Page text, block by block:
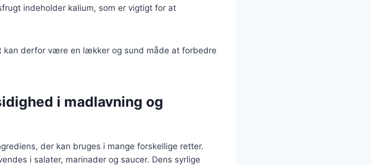
indeholder kalium, som er vigtigt for at
kan derfor være en lækker og sund måde at forbedre
i madlavning og
der kan bruges i mange forskellige retter.
i salater, marinader og saucer. Dens syrlige